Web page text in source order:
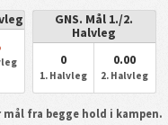
GNS. Mål 1./2.
Halvleg
0
1. Halvleg
0.00
2. Halvleg
mål fra begge hold i kampen.